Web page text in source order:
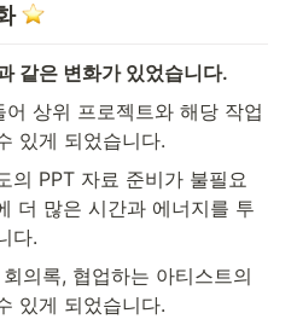
같은 변화가 있었습니다.
상위 프로젝트와 해당 작업
있게 되었습니다.
의 PPT 자료 준비가 불필요
더 많은 시간과 에너지를 투
다.
의록, 협업하는 아티스트의
있게 되었습니다.